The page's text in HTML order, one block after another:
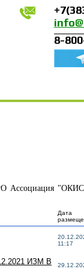
8-
Ассоциация
Дата
11:17
ИЗМ В